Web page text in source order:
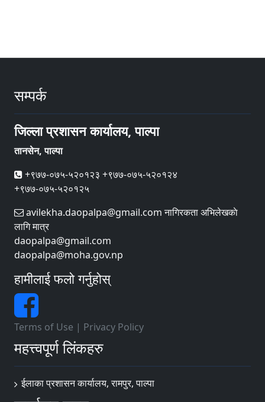
सम्पर्क
जिल्ला प्रशासन कार्यालय, पाल्पा
तानसेन, पाल्पा
+९७७-०७५-५२०१२३ +९७७-०७५-५२०१२४
+९७७-०७५-५२०१२५
avilekha.daopalpa@gmail.com नागिरकता अभिलेखकाे
लागि मात्र
daopalpa@gmail.com
daopalpa@moha.gov.np
हामीलाई फलो गर्नुहोस्
Terms of Use | Privacy Policy
महत्त्वपूर्ण लिंकहरु
ईलाका प्रशासन कार्यालय, रामपुर, पाल्पा